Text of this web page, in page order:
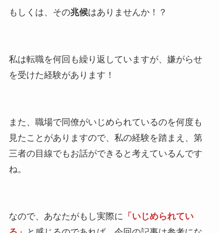
もしくは、その兆候はありませんか！？
私は転職を何回も繰り返していますが、嫌がらせ
を受けた経験があります！
また、職場で同僚がいじめられているのを何度も
見たことがありますので、私の経験を踏まえ、第
三者の目線でもお話ができると考えているんです
ね。
なので、あなたがもし実際に 「いじめられてい